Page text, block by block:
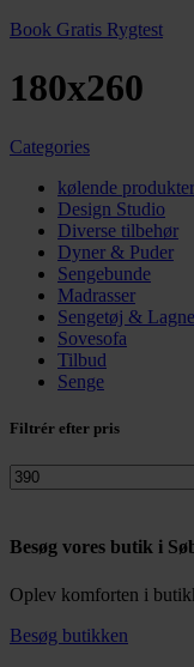
Book Gratis Rygtest
180x260
Categories
kølende produkter
Design Studio
Diverse tilbehør
Dyner & Puder
Sengebunde
Madrasser
Sengetøj &
Sovesofa
Tilbud
Senge
Filtrér efter pris
Mindste
pris
Besøg vores butik i
Oplev komforten i
Besøg butikken